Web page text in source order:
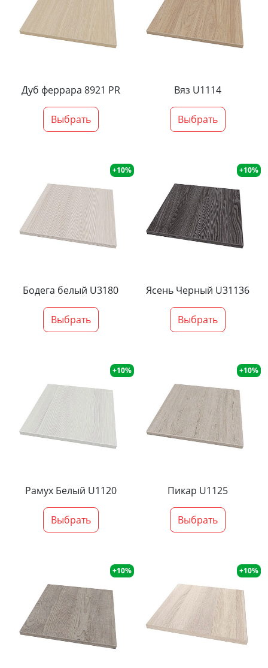
Дуб феррара 8921 PR
Выбрать
Вяз U1114
Выбрать
+10%
Бодега белый U3180
Выбрать
+10%
Ясень Черный U31136
Выбрать
+10%
Рамух Белый U1120
Выбрать
+10%
Пикар U1125
Выбрать
+10% +10%